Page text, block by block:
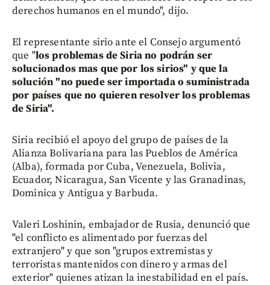
derechos humanos en el mundo", dijo.
El representante sirio ante el Consejo argumentó
que "los problemas de Siria no podrán ser
solucionados mas que por los sirios" y que la
solución "no puede ser importada o suministrada
por países que no quieren resolver los problemas
de Siria".
Siria recibió el apoyo del grupo de países de la
Alianza Bolivariana para las Pueblos de América
(Alba), formada por Cuba, Venezuela, Bolivia,
Ecuador, Nicaragua, San Vicente y las Granadinas,
Dominica y Antigua y Barbuda.
Valeri Loshinin, embajador de Rusia, denunció que
"el conflicto es alimentado por fuerzas del
extranjero" y que son "grupos extremistas y
terroristas mantenidos con dinero y armas del
exterior" quienes atizan la inestabilidad en el país.